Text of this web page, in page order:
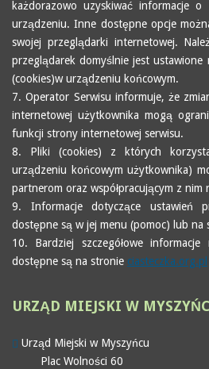
każdorazowo uzyskiwać informacje
urządzeniu. Inne dostępne opcje
swojej przeglądarki internetowej.
przeglądarek domyślnie jest ustawione
(cookies)w urządzeniu końcowym.
7. Operator Serwisu informuje, że
internetowej użytkownika mogą
funkcji strony internetowej serwisu.
8. Pliki (cookies) z których
urządzeniu końcowym użytkownika)
partnerom oraz współpracującym z nim
9. Informacje dotyczące ustawień
dostępne są w jej menu (pomoc) lub na
10. Bardziej szczegółowe
dostępne są na stronie ciasteczka.org.pl
URZĄD MIEJSKI W
Urząd Miejski w Myszyńcu
Plac Wolności 60